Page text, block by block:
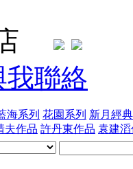
店
我聯絡
海系列 花園系列 新月經
夫作品 許丹東作品 袁建